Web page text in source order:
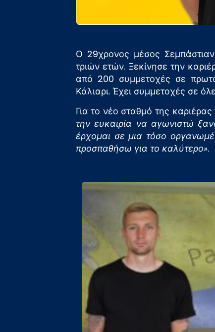
Ο 29χρονος μέσος
τριών ετών. Ξεκίνησε την
από 200 συμμετοχές σε
Κάλιαρι. Έχει συμμετοχές σε
Για το νέο σταθμό της
την ευκαιρία να αγωνιστώ
έρχομαι σε μια τόσο
προσπαθήσω για το καλύτερο».